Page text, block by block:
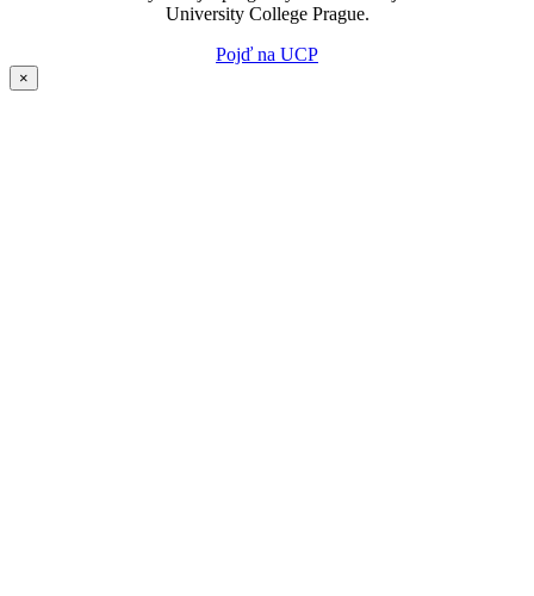
University College Prague.
Pojď na UCP
×